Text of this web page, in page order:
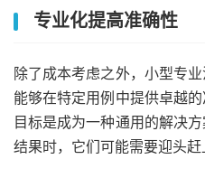
专业化提高准确性
除了成本考虑之外，小型专
能够在特定用例中提供卓越
目标是成为一种通用的解决
结果时，它们可能需要迎头赶